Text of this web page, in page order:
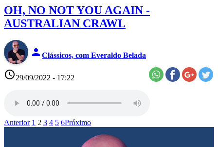
OH, NO NOT YOU AGAIN -
AUSTRALIAN CRAWL
person Clássicos, com Everaldo Belada
access_time29/09/2022 - 17:22
Anterior 1 2 3 4 5 6Próximo